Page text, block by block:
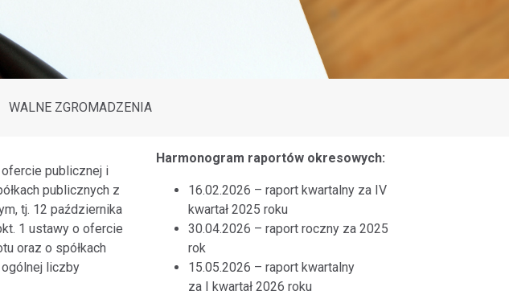
WALNE ZGROMADZENIA
ofercie publicznej i
publicznych z
tj. 12 października
1 ustawy o ofercie
oraz o spółkach
liczby
Harmonogram raportów okresowych:
16.02.2026 – raport kwartalny za IV
kwartał 2025 roku
30.04.2026 – raport roczny za 2025
rok
15.05.2026 – raport kwartalny
za I kwartał 2026 roku